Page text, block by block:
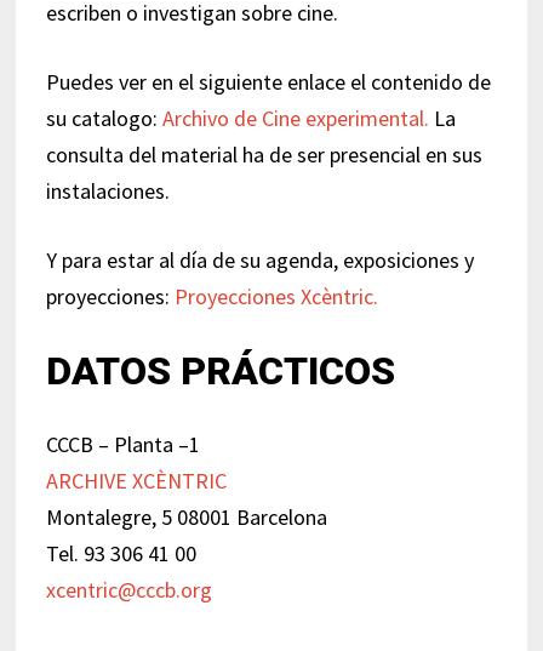
escriben o investigan sobre cine.
Puedes ver en el siguiente enlace el contenido de
su catalogo: Archivo de Cine experimental. La
consulta del material ha de ser presencial en sus
instalaciones.
Y para estar al día de su agenda, exposiciones y
proyecciones: Proyecciones Xcèntric.
DATOS PRÁCTICOS
CCCB – Planta –1
ARCHIVE XCÈNTRIC
Montalegre, 5 08001 Barcelona
Tel. 93 306 41 00
xcentric@cccb.org